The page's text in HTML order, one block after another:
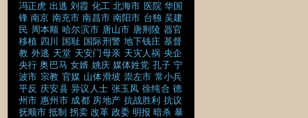
冯正虎 出逃 刘霞 化工 北海市 医院 华国
锋 南京 南充市 南昌市 南阳市 台独 吴建
民 周本顺 哈尔滨市 唐山市 唐荆陵 器官
移植 四川 国耻 国际刑警 地下钱庄 基督
教 外逃 天堂 天安门母亲 天灾人祸 央企
央行 奥巴马 女婿 姚庆 媒体姓党 孔子 宁
波市 宗教 官媒 山体滑坡 崇左市 常小兵
平反 庆安县 异议人士 张玉凤 徐纯合 德
州市 惠州市 成都 房地产 抗战胜利 抗议
抚顺市 抵制 拐卖 改革 政委 明报 暗杀 暴